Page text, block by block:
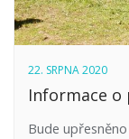
22. SRPNA 2020
Informace o
Bude upřesněno